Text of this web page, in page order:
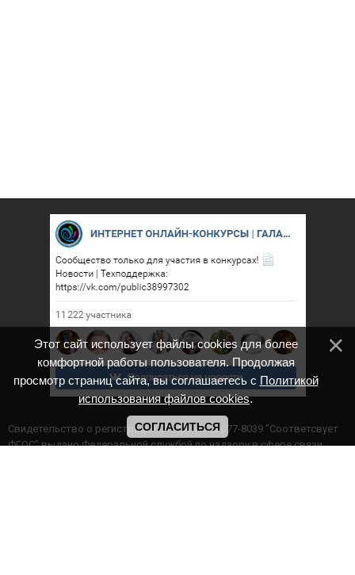
Cвидетельство о регистрации СМИ ИА № ФС77-8039 "Соответсвует
ФГОС" выдано Федеральной службой по надзору в сфере связи,
Этот сайт использует файлы cookies для более
комфортной работы пользователя. Продолжая
просмотр страниц сайта, вы соглашаетесь с Политикой
использования файлов cookies.
СОГЛАСИТЬСЯ